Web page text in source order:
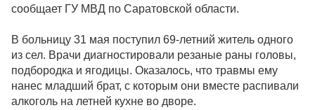
сообщает ГУ МВД по Саратовской области.
В больницу 31 мая поступил 69-летний житель одного
из сел. Врачи диагностировали резаные раны головы,
подбородка и ягодицы. Оказалось, что травмы ему
нанес младший брат, с которым они вместе распивали
алкоголь на летней кухне во дворе.